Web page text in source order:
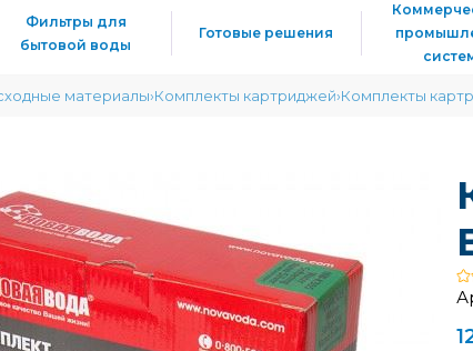
Фильтры для
бытовой воды
Готовые решения
материалы Комплекты картриджей Комплекты